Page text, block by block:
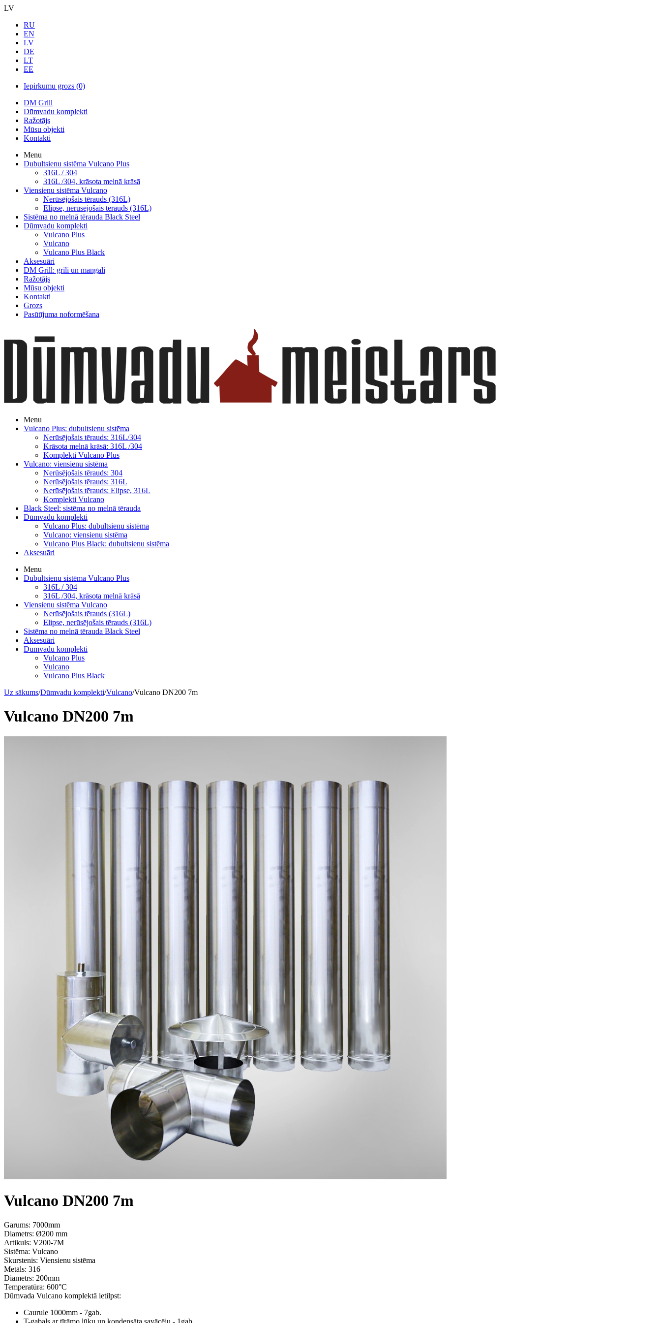
LV
RU
EN
LV
DE
LT
EE
Iepirkumu grozs (0)
DM Grill
Dūmvadu komplekti
Ražotājs
Mūsu objekti
Kontakti
Menu
Dubultsienu sistēma Vulcano Plus
316L / 304
316L /304, krāsota melnā krāsā
Viensienu sistēma Vulcano
Nerūsējošais tērauds (316L)
Elipse, nerūsējošais tērauds (316L)
Sistēma no melnā tērauda Black Steel
Dūmvadu komplekti
Vulcano Plus
Vulcano
Vulcano Plus Black
Aksesuāri
DM Grill: grili un mangali
Ražotājs
Mūsu objekti
Kontakti
Grozs
Pasūtījuma noformēšana
Menu
Vulcano Plus: dubultsienu sistēma
Nerūsējošais tērauds: 316L/304
Krāsota melnā krāsā: 316L /304
Komplekti Vulcano Plus
Vulcano: viensienu sistēma
Nerūsējošais tērauds: 304
Nerūsējošais tērauds: 316L
Nerūsējošais tērauds: Elipse, 316L
Komplekti Vulcano
Black Steel: sistēma no melnā tērauda
Dūmvadu komplekti
Vulcano Plus: dubultsienu sistēma
Vulcano: viensienu sistēma
Vulcano Plus Black: dubultsienu sistēma
Aksesuāri
Menu
Dubultsienu sistēma Vulcano Plus
316L / 304
316L /304, krāsota melnā krāsā
Viensienu sistēma Vulcano
Nerūsējošais tērauds (316L)
Elipse, nerūsējošais tērauds (316L)
Sistēma no melnā tērauda Black Steel
Aksesuāri
Dūmvadu komplekti
Vulcano Plus
Vulcano
Vulcano Plus Black
Uz sākums/Dūmvadu komplekti/Vulcano/Vulcano DN200 7m
Vulcano DN200 7m
Vulcano DN200 7m
Garums: 7000mm
Diametrs: Ø200 mm
Artikuls: V200-7M
Sistēma: Vulcano
Skurstenis: Viensienu sistēma
Metāls: 316
Diametrs: 200mm
Temperatūra: 600°С
Dūmvada Vulcano komplektā ietilpst:
Caurule 1000mm - 7gab.
T-gabals ar tīrāmo lūku un kondensāta savācēju - 1gab.